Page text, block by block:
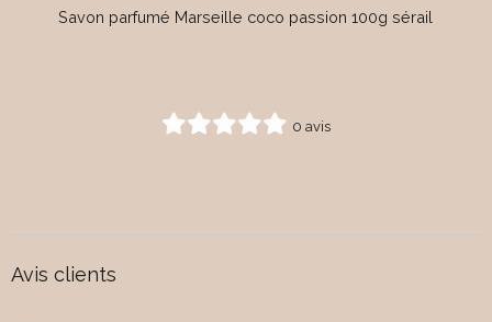
Savon parfumé Marseille coco passion 100g sérail
0 avis
Avis clients